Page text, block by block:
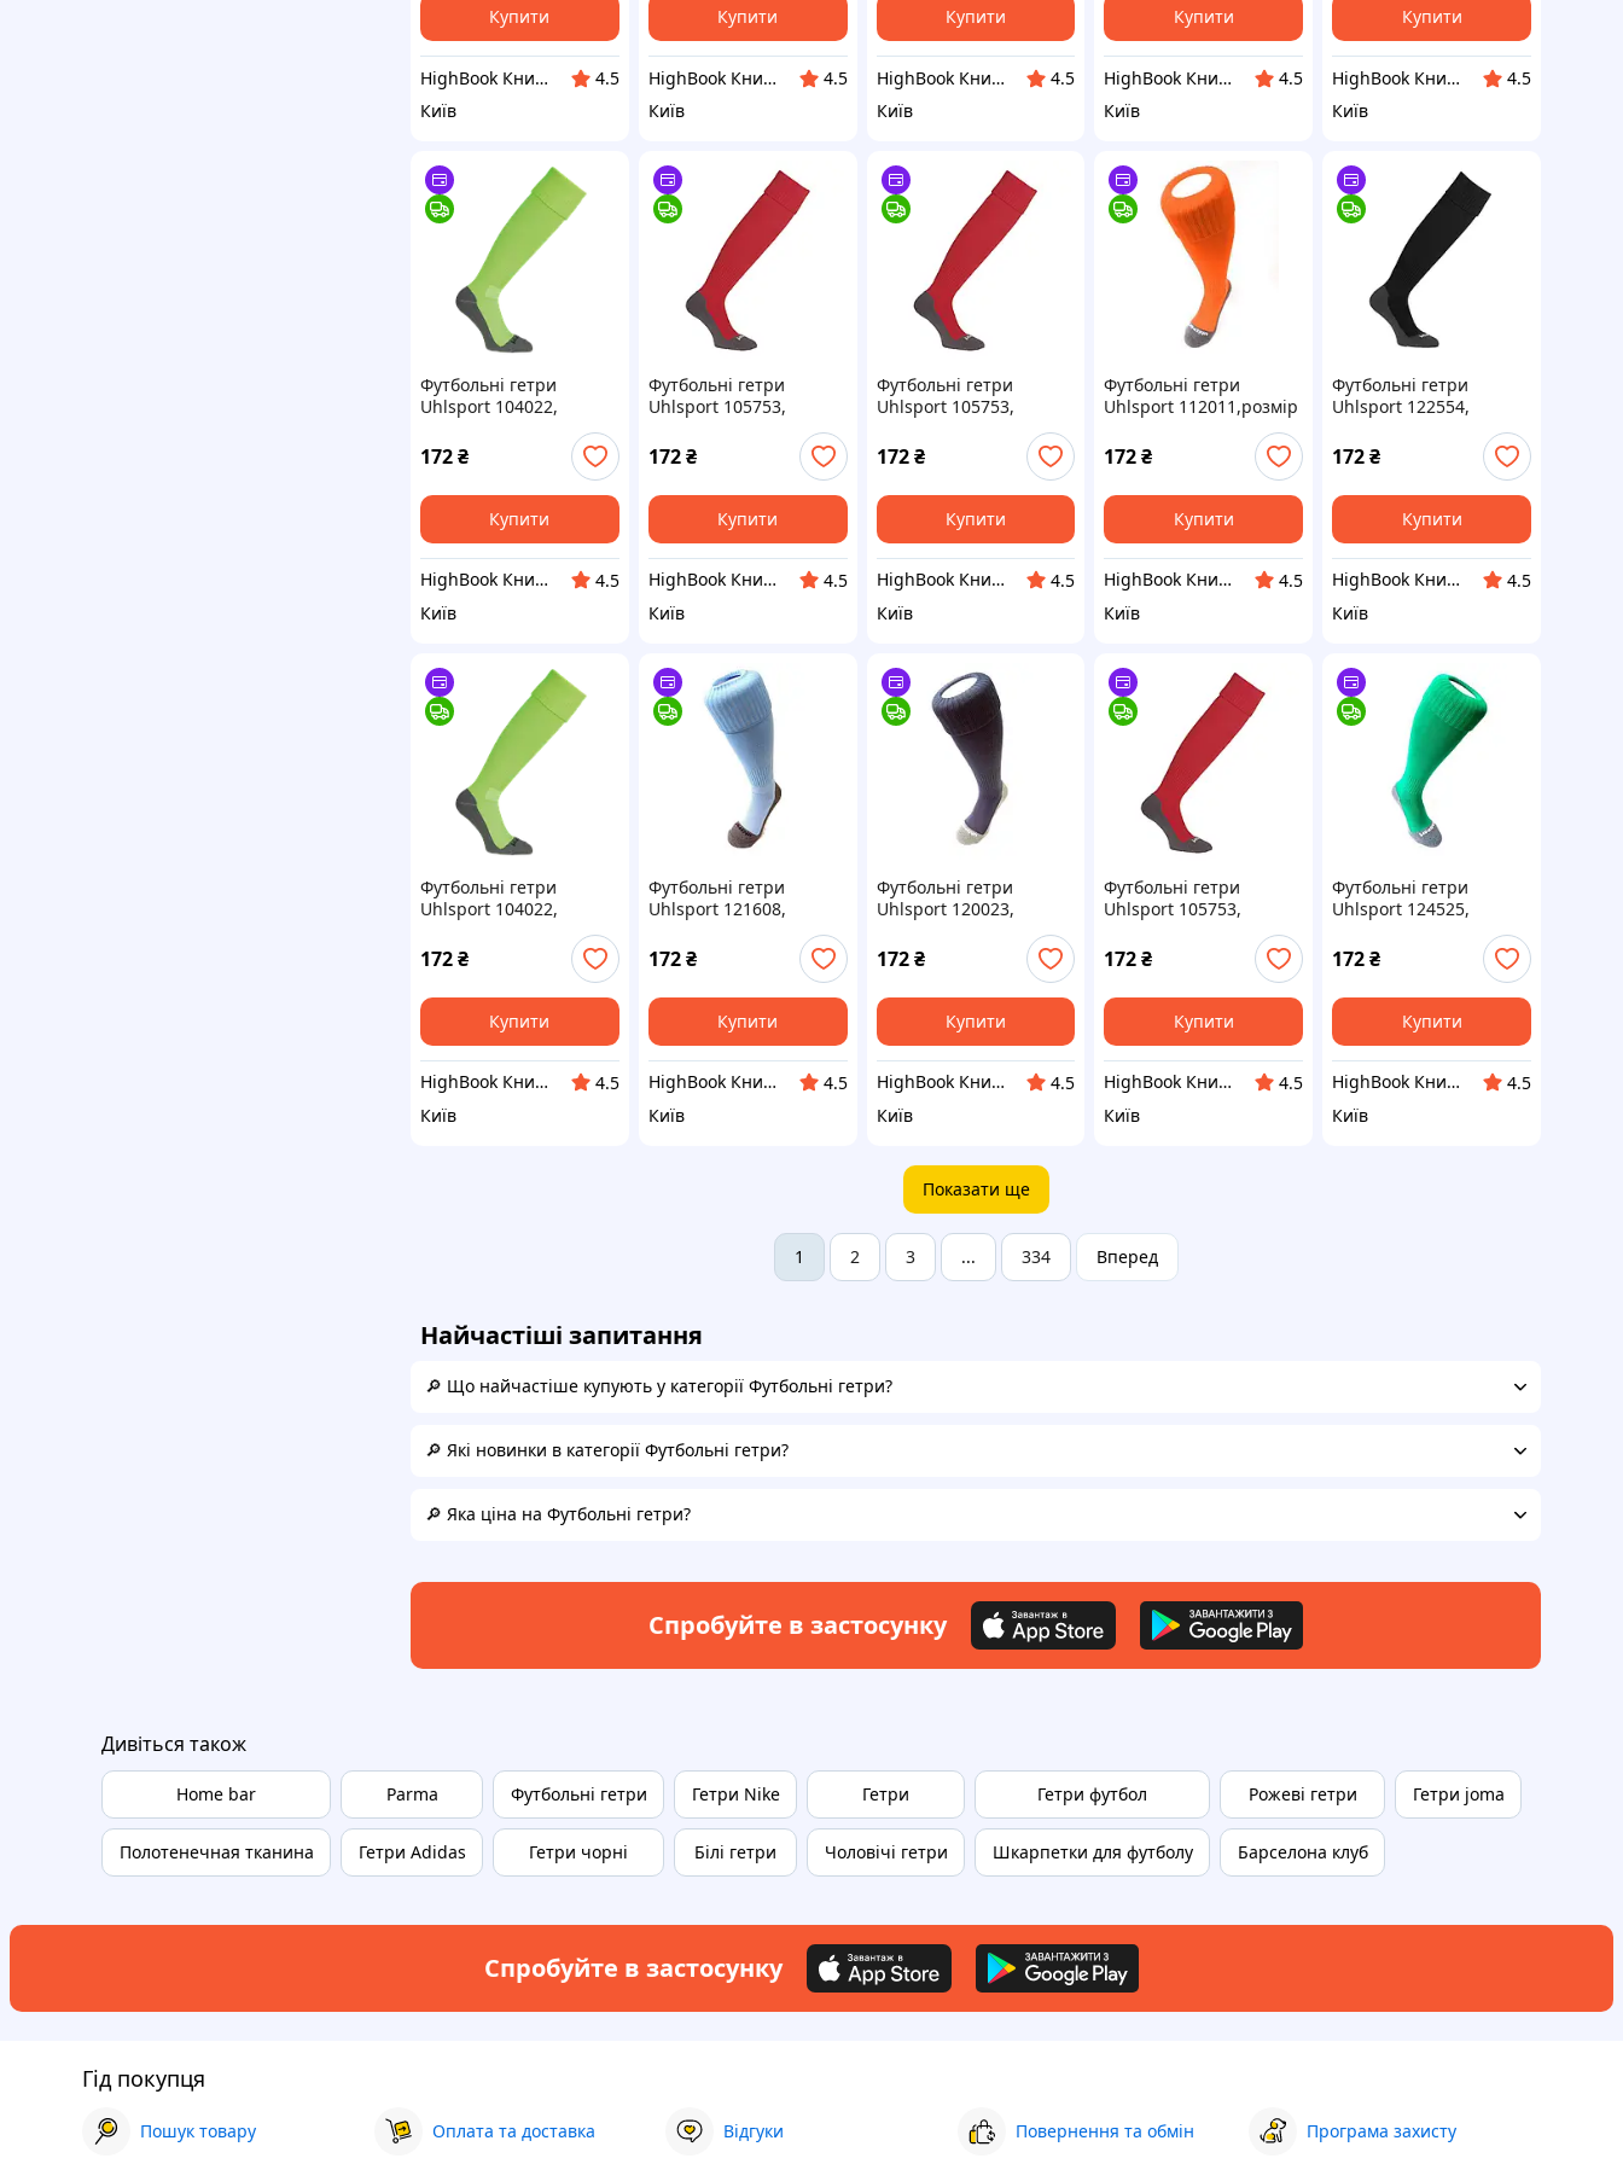
Купити
HighBook Книжкова крамниця
4.5
Київ
Купити
HighBook Книжкова крамниця
4.5
Київ
Купити
HighBook Книжкова крамниця
4.5
Київ
Купити
HighBook Книжкова крамниця
4.5
Київ
Купити
HighBook Книжкова крамниця
4.5
Київ
Футбольні гетри
Uhlsport 104022,
розмір 41-44 (салатові)
DC
172₴
Купити
HighBook Книжкова крамниця
4.5
Київ
Футбольні гетри
Uhlsport 105753,
розмір 37-40 (червоні)
DC
172₴
Купити
HighBook Книжкова крамниця
4.5
Київ
Футбольні гетри
Uhlsport 105753,
розмір 33-36 (червоні)
DC
172 ₴
Купити
HighBook Книжкова крамниця
4.5
Київ
Футбольні гетри
Uhlsport 112011,розмір
33-36 (помаранчеві) DC
172₴
Купити
HighBook Книжкова крамниця
4.5
Київ
Футбольні гетри
Uhlsport 122554,
розмір 33-36 (чорні) DC
172₴
Купити
HighBook Книжкова крамниця
4.5
Київ
Футбольні гетри
Uhlsport 104022,
розмір 37-40 (салатові)
DC
172₴
Купити
HighBook Книжкова крамниця
4.5
Київ
Футбольні гетри
Uhlsport 121608,
розмір 28-32 (блакитні)
DC
172₴
Купити
HighBook Книжкова крамниця
4.5
Київ
Футбольні гетри
Uhlsport 120023,
розмір 28-32 (темно-
сині) DC
172 ₴
Купити
HighBook Книжкова крамниця
4.5
Київ
Футбольні гетри
Uhlsport 105753,
розмір 41-44 (червоні)
DC
172₴
Купити
HighBook Книжкова крамниця
4.5
Київ
Футбольні гетри
Uhlsport 124525,
розмір 28-32 (зелені)
DC
172₴
Купити
HighBook Книжкова крамниця
4.5
Київ
Показати ще
1 2 3 ... 334 Вперед
Найчастіші запитання
🔎 Що найчастіше купують у категорії Футбольні гетри?
🔎 Які новинки в категорії Футбольні гетри?
🔎 Яка ціна на Футбольні гетри?
Спробуйте в застосунку
Дивіться також
Home bar
Полотенечная тканина
Parma
Гетри Adidas
Футбольні гетри
Гетри чорні
Гетри Nike
Білі гетри
Гетри
Чоловічі гетри
Гетри футбол
Шкарпетки для футболу
Рожеві гетри
Барселона клуб
Гетри joma
Спробуйте в застосунку
Гід покупця
Пошук товару Оплата та доставка Відгуки Повернення та обмін Програма захисту